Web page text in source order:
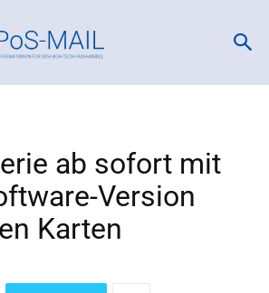
ab sofort mit
Version
Karten